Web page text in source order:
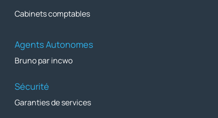
Cabinets comptables
Agents Autonomes
Bruno par incwo
Sécurité
Garanties de services